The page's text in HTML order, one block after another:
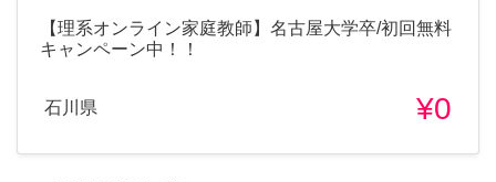
【理系オンライン家庭教師】名古屋大学卒/初回無料
キャンペーン中！！
石川県 ¥0